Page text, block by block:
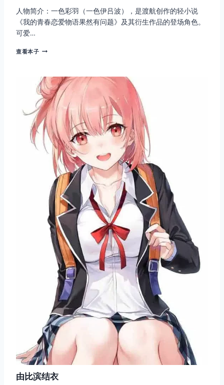
人物简介：一色彩羽（一色伊吕波），是渡航创作的轻小说
《我的青春恋爱物语果然有问题》及其衍生作品的登场角色。
可爱…
查看本子一
羽
由比滨结衣